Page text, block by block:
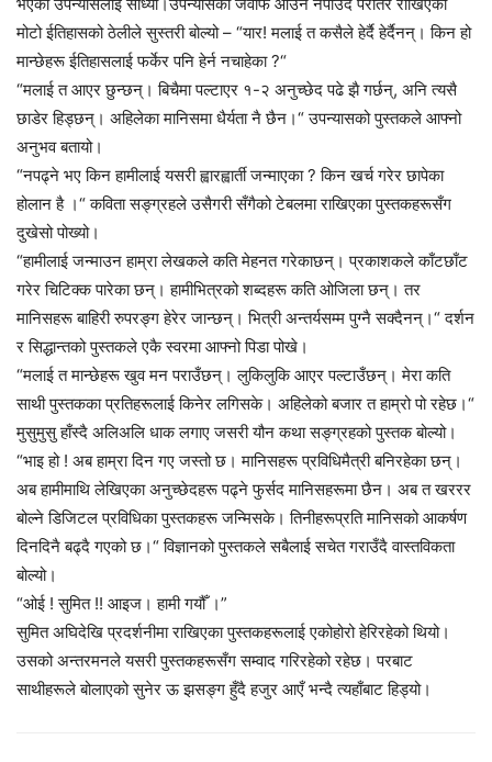
भएको उपन्यासलाई सोध्यो।उपन्यासको जवाफ आउन नपाउँदै परतिर राखिएको
मोटो ईतिहासको ठेलीले सुस्तरी बोल्यो – “यार! मलाई त कसैले हेर्दै हेर्दैनन्। किन हो
मान्छेहरू ईतिहासलाई फर्केर पनि हेर्न नचाहेका ?“
“मलाई त आएर छुन्छन्। बिचैमा पल्टाएर १-२ अनुच्छेद पढे झै गर्छन्, अनि त्यसै
छाडेर हिड्छन्। अहिलेका मानिसमा धैर्यता नै छैन।“ उपन्यासको पुस्तकले आफ्नो
अनुभव बतायो।
“नपढ्ने भए किन हामीलाई यसरी ह्वारह्वार्ती जन्माएका ? किन खर्च गरेर छापेका
होलान है ।“ कविता सङ्ग्रहले उसैगरी सँगैको टेबलमा राखिएका पुस्तकहरूसँग
दुखेसो पोख्यो।
“हामीलाई जन्माउन हाम्रा लेखकले कति मेहनत गरेकाछन्। प्रकाशकले काँटछाँट
गरेर चिटिक्क पारेका छन्। हामीभित्रको शब्दहरू कति ओजिला छन्। तर
मानिसहरू बाहिरी रुपरङ्ग हेरेर जान्छन्। भित्री अन्तर्यसम्म पुग्नै सक्दैनन्।“ दर्शन
र सिद्धान्तको पुस्तकले एकै स्वरमा आफ्नो पिडा पोखे।
“मलाई त मान्छेहरू खुव मन पराउँछन्। लुकिलुकि आएर पल्टाउँछन्। मेरा कति
साथी पुस्तकका प्रतिहरूलाई किनेर लगिसके। अहिलेको बजार त हाम्रो पो रहेछ।“
मुसुमुसु हाँस्दै अलिअलि धाक लगाए जसरी यौन कथा सङ्ग्रहको पुस्तक बोल्यो।
“भाइ हो ! अब हाम्रा दिन गए जस्तो छ। मानिसहरू प्रविधिमैत्री बनिरहेका छन्।
अब हामीमाथि लेखिएका अनुच्छेदहरू पढ्ने फुर्सद मानिसहरूमा छैन। अब त खररर
बोल्ने डिजिटल प्रविधिका पुस्तकहरू जन्मिसके। तिनीहरूप्रति मानिसको आकर्षण
दिनदिनै बढ्दै गएको छ।“ विज्ञानको पुस्तकले सबैलाई सचेत गराउँदै वास्तविकता
बोल्यो।
“ओई ! सुमित !! आइज। हामी गयौँ ।”
सुमित अघिदेखि प्रदर्शनीमा राखिएका पुस्तकहरूलाई एकोहोरो हेरिरहेको थियो।
उसको अन्तरमनले यसरी पुस्तकहरूसँग सम्वाद गरिरहेको रहेछ। परबाट
साथीहरूले बोलाएको सुनेर ऊ झसङ्ग हुँदै हजुर आएँ भन्दै त्यहाँबाट हिड्यो।